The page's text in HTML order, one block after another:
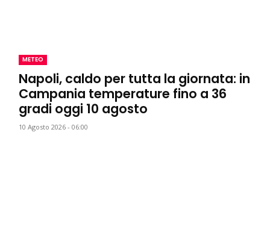
METEO
Napoli, caldo per tutta la giornata: in
Campania temperature fino a 36
gradi oggi 10 agosto
10 Agosto 2026 - 06:00